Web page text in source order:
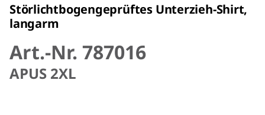
Störlichtbogengeprüftes Unterzieh-Shirt,
langarm
Art.-Nr. 787016
APUS 2XL